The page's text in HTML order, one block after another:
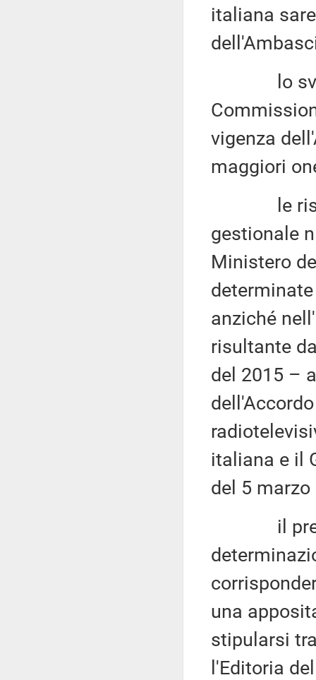
italiana
lo
vigenza
maggiori
le
gestionale
Ministero
anziché
risultante
del 2015 –
italiana e il
del 5 marzo
il
una
stipularsi
l'Editoria